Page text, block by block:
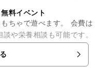
料イベント
ちゃで遊べます。 会費は
や栄養相談も可能です。
付き添いの祖父母も歓